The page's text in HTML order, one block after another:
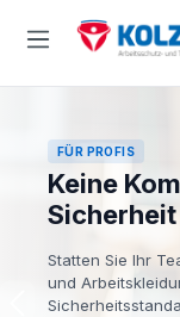
Zum Hauptinhalt
FÜR PROFIS
Keine
Sicherheit
Statten Sie Ihr
und